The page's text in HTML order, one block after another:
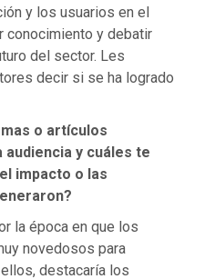
y los usuarios en el
conocimiento y debatir
del sector. Les
decir si se ha logrado
o artículos
y cuáles te
impacto o las
la época en que los
novedosos para
destacaría los